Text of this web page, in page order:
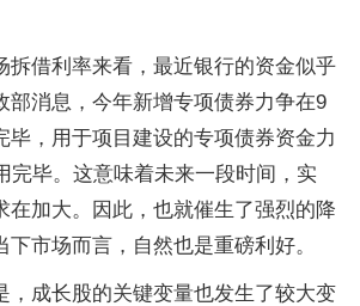
拆借利率来看，最近银行的资金似乎
部消息，今年新增专项债券力争在9
毕，用于项目建设的专项债券资金力
完毕。这意味着未来一段时间，实
在加大。因此，也就催生了强烈的降
市场而言，自然也是重磅利好。
，成长股的关键变量也发生了较大变